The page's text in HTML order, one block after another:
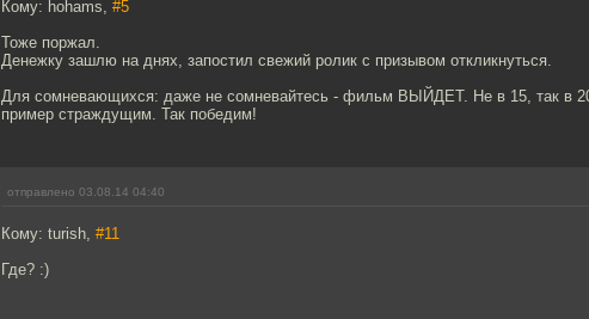
Кому: hohams, #5
Тоже поржал.
Денежку зашлю на днях, запостил свежий ролик с призывом откликнуться.
Для сомневающихся: даже не сомневайтесь - фильм ВЫЙДЕТ. Не в 15, так в
пример страждущим. Так победим!
отправлено 03.08.14 04:40
Кому: turish, #11
Где? :)